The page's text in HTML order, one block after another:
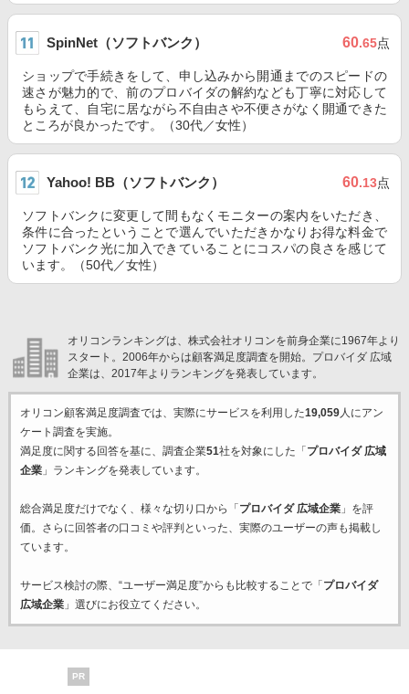
SpinNet（ソフトバンク） 60.65点
ショップで手続きをして、申し込みから開通までのスピードの
速さが魅力的で、前のプロバイダの解約なども丁寧に対応して
もらえて、自宅に居ながら不自由さや不便さがなく開通できた
ところが良かったです。（30代／女性）
Yahoo! BB（ソフトバンク） 60.13点
ソフトバンクに変更して間もなくモニターの案内をいただき、
条件に合ったということで選んでいただきかなりお得な料金で
ソフトバンク光に加入できていることにコスパの良さを感じて
います。（50代／女性）
オリコンランキングは、株式会社オリコンを前身企業に1967年より
スタート。2006年からは顧客満足度調査を開始。プロバイダ 広域
企業は、2017年よりランキングを発表しています。
オリコン顧客満足度調査では、実際にサービスを利用した19,059人にアン
ケート調査を実施。
満足度に関する回答を基に、調査企業51社を対象にした「 プロバイダ 広域
企業」ランキングを発表しています。
総合満足度だけでなく、様々な切り口から「 プロバイダ 広域企業」を評
価。さらに回答者の口コミや評判といった、実際のユーザーの声も掲載し
ています。
サービス検討の際、“ユーザー満足度”からも比較することで「 プロバイダ
広域企業」選びにお役立てください。
PR